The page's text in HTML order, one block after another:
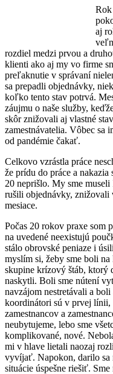
Rok
aj
rozdiel medzi prvou a
klienti ako aj my vo firme
preľaknutie v správaní
sa prepadli objednávky,
koľko tento stav potrvá.
záujmu o naše služby,
skôr znižovali aj vlastné
zamestnávatelia. Vôbec sa
od pandémie čakať.
Celkovo vzrástla práce
že prídu do práce a
20 neprišlo. My sme
rušili objednávky,
mesiace.
Počas 20 rokov praxe som
na uvedené neexistujú
stálo obrovské peniaze i
myslím si, žeby sme boli
skupine krízový štáb, ktorý
naskytli. Boli sme nútení
navzájom nestretávali a
koordinátori sú v prvej línii,
zamestnancov a
neubytujeme, lebo sme
komplikované, nové.
mi v hlave lietali naozaj
vyvíjať. Napokon, darilo sa
situácie úspešne riešiť.